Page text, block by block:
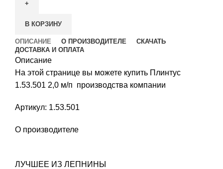
В КОРЗИНУ
ОПИСАНИЕ О ПРОИЗВОДИТЕЛЕ
СКАЧАТЬ
ДОСТАВКА И ОПЛАТА
Описание
На этой странице вы можете купить Плинтус
1.53.501 2,0 м/п производства компании
Артикул: 1.53.501
О производителе
ЛУЧШЕЕ ИЗ ЛЕПНИНЫ